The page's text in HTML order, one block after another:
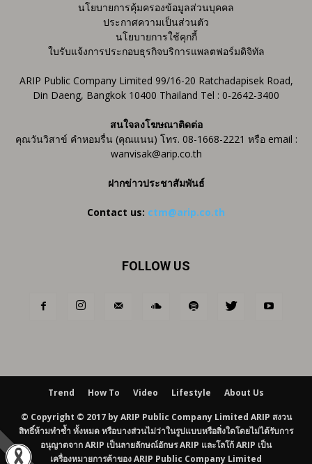
นโยบายการคุ้มครองข้อมูลส่วนบุคคล
ประกาศความเป็นส่วนตัว
นโยบายการใช้คุกกี้
ใบรับแจ้งการประกอบธุรกิจบริการแพลตฟอร์มดิจิทัล
ARIP Public Company Limited 99/16-20 Ratchadapisek Road,
Din Daeng, Bangkok 10400 Thailand Tel : 0-2642-3400
สนใจลงโฆษณาติดต่อ
คุณวันวิสาข์ คำหอมรื่น (คุณแนน) โทร. 08-1668-2221 หรือ email :
wanvisak@arip.co.th
ฝากข่าวประชาสัมพันธ์
Contact us: ctm@arip.co.th
FOLLOW US
Trend How To Video Lifestyle About Us
© Copyright © 2017 by ARIP Public Company Limited ARIP สงวน
สิทธิ์ห้ามทำซ้ำ ทั้งหมด หรือบางส่วนไม่ว่าในรูปแบบหรือสิ่งใดโดยไม่ได้รับการ
อนุญาตจาก ARIP เป็นลายลักษณ์อักษร ARIP และโลโก้ ARIP เป็น
เครื่องหมายการค้าของ ARIP Public Company Limited